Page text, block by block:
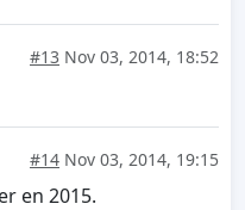
#13 Nov 03, 2014, 18:52
#14 Nov 03, 2014, 19:15
en 2015.